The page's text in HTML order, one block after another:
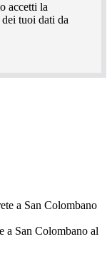
accetti la
tuoi dati da
a San Colombano al